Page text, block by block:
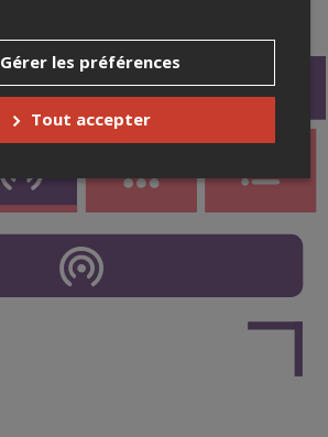
Gérer les préférences
Tout accepter